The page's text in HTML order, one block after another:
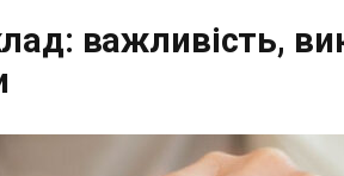
важливість,